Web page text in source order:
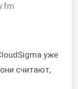
уже
считают,